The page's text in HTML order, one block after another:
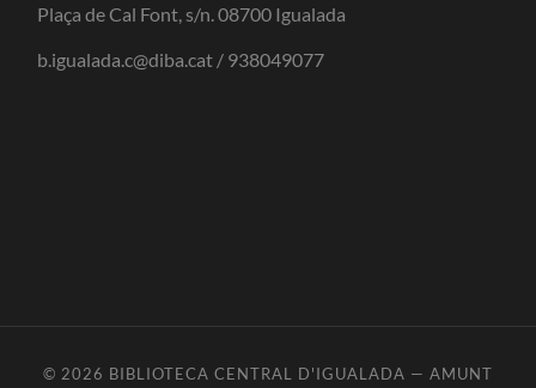
Plaça de Cal Font, s/n. 08700 Igualada
b.igualada.c@diba.cat / 938049077
© 2026 BIBLIOTECA CENTRAL D'IGUALADA — AMUNT